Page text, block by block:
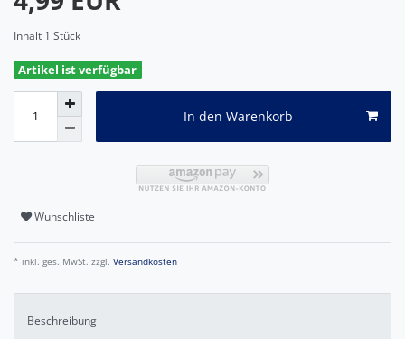
Inhalt 1 Stück
Artikel ist verfügbar
In den Warenkorb
Wunschliste
* inkl. ges. MwSt. zzgl. Versandkosten
Beschreibung